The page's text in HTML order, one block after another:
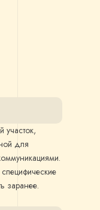
участок,
для
заранее.